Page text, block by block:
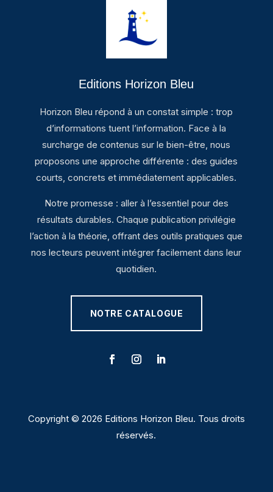
Editions Horizon Bleu
Horizon Bleu répond à un constat simple : trop
d’informations tuent l’information. Face à la
surcharge de contenus sur le bien-être, nous
proposons une approche différente : des guides
courts, concrets et immédiatement applicables.
Notre promesse : aller à l’essentiel pour des
résultats durables. Chaque publication privilégie
l’action à la théorie, offrant des outils pratiques que
nos lecteurs peuvent intégrer facilement dans leur
quotidien.
NOTRE CATALOGUE
Copyright © 2026 Editions Horizon Bleu. Tous droits
réservés.